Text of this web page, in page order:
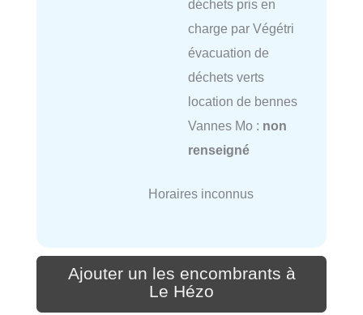
déchets pris en
charge par Végétri
évacuation de
déchets verts
location de bennes
Vannes Mo : non
renseigné
Horaires inconnus
Ajouter un les encombrants à
Le Hézo